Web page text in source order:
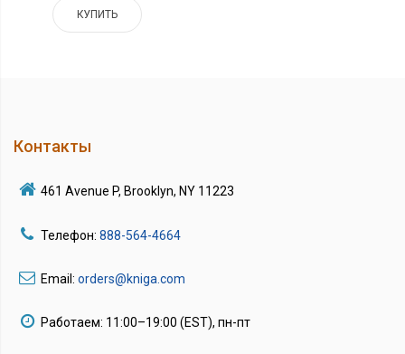
КУПИТЬ
Контакты
461 Avenue P, Brooklyn, NY 11223
Телефон: 888-564-4664
Email: orders@kniga.com
Работаем: 11:00–19:00 (EST), пн-пт